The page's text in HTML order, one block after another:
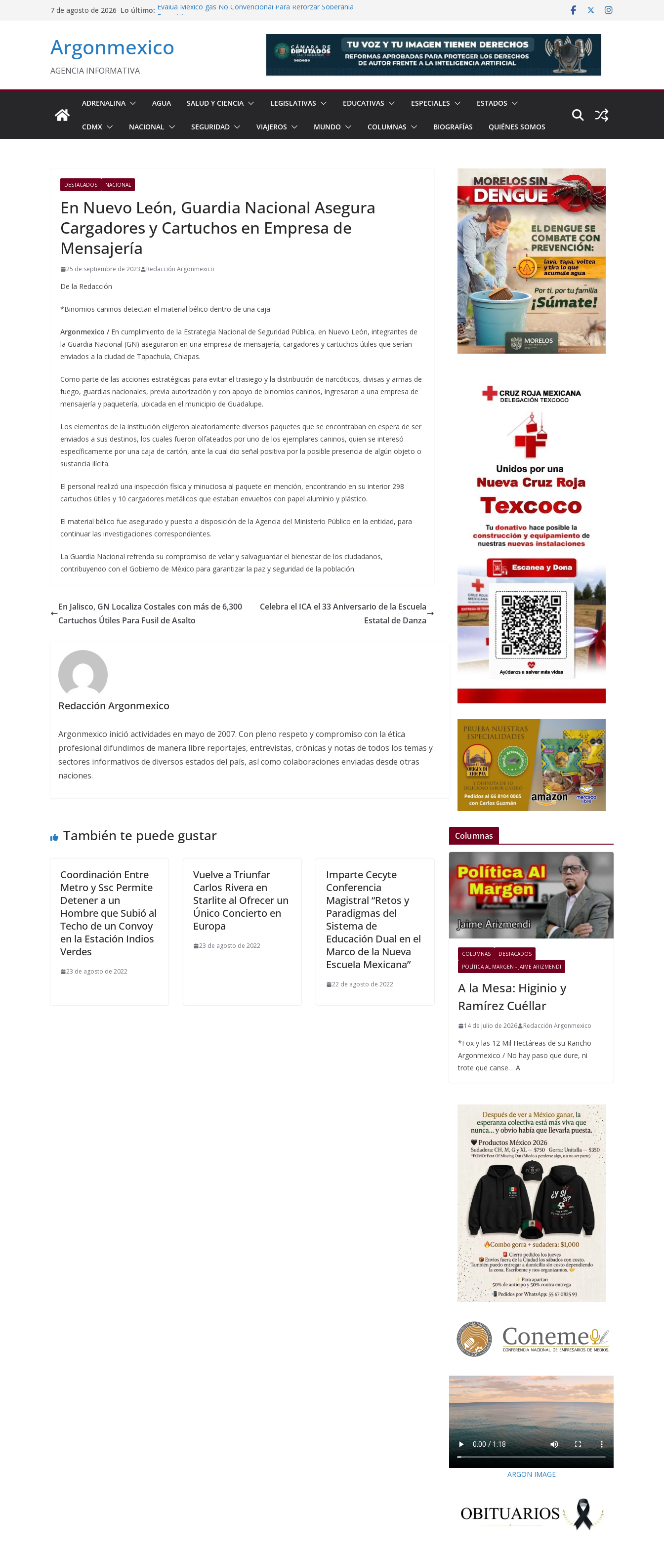
7 de agosto de 2026 Lo último: Evalúa México gas No Convencional Para Reforzar Soberanía
Texcoco Fortalece Prestaciones de Trabajadores del
Aseguran Casi 10 Millones de Cigarrillos Apócrifos en
Michoacán
Argonmexico
AGENCIA INFORMATIVA
ADRENALINA AGUA SALUD Y CIENCIA LEGISLATIVAS EDUCATIVAS ESPECIALES ESTADOS
CDMX NACIONAL SEGURIDAD VIAJEROS MUNDO COLUMNAS BIOGRAFÍAS QUIÉNES SOMOS
DESTACADOS NACIONAL
En Nuevo León, Guardia Nacional Asegura
Cargadores y Cartuchos en Empresa de
Mensajería
25 de septiembre de 2023 Redacción Argonmexico
De la Redacción
*Binomios caninos detectan el material bélico dentro de una caja
Argonmexico / En cumplimiento de la Estrategia Nacional de Seguridad Pública, en Nuevo León, integrantes de
la Guardia Nacional (GN) aseguraron en una empresa de mensajería, cargadores y cartuchos útiles que serían
enviados a la ciudad de Tapachula, Chiapas.
Como parte de las acciones estratégicas para evitar el trasiego y la distribución de narcóticos, divisas y armas de
fuego, guardias nacionales, previa autorización y con apoyo de binomios caninos, ingresaron a una empresa de
mensajería y paquetería, ubicada en el municipio de Guadalupe.
Los elementos de la institución eligieron aleatoriamente diversos paquetes que se encontraban en espera de ser
enviados a sus destinos, los cuales fueron olfateados por uno de los ejemplares caninos, quien se interesó
específicamente por una caja de cartón, ante la cual dio señal positiva por la posible presencia de algún objeto o
sustancia ilícita.
El personal realizó una inspección física y minuciosa al paquete en mención, encontrando en su interior 298
cartuchos útiles y 10 cargadores metálicos que estaban envueltos con papel aluminio y plástico.
El material bélico fue asegurado y puesto a disposición de la Agencia del Ministerio Público en la entidad, para
continuar las investigaciones correspondientes.
La Guardia Nacional refrenda su compromiso de velar y salvaguardar el bienestar de los ciudadanos,
contribuyendo con el Gobierno de México para garantizar la paz y seguridad de la población.
En Jalisco, GN Localiza Costales con más de 6,300
Cartuchos Útiles Para Fusil de Asalto
Celebra el ICA el 33 Aniversario de la Escuela
Estatal de Danza
Redacción Argonmexico
Argonmexico inició actividades en mayo de 2007. Con pleno respeto y compromiso con la ética
profesional difundimos de manera libre reportajes, entrevistas, crónicas y notas de todos los temas y
sectores informativos de diversos estados del país, así como colaboraciones enviadas desde otras
naciones.
También te puede gustar
Coordinación Entre
Metro y Ssc Permite
Detener a un
Hombre que Subió al
Techo de un Convoy
en la Estación Indios
Verdes
23 de agosto de 2022
Vuelve a Triunfar
Carlos Rivera en
Starlite al Ofrecer un
Único Concierto en
Europa
23 de agosto de 2022
Imparte Cecyte
Conferencia
Magistral “Retos y
Paradigmas del
Sistema de
Educación Dual en el
Marco de la Nueva
Escuela Mexicana”
22 de agosto de 2022
Columnas
COLUMNAS
DESTACADOS
POLÍTICA AL MARGEN - JAIME ARIZMENDI
A la Mesa: Higinio y
Ramírez Cuéllar
14 de julio de 2026 Redacción Argonmexico
*Fox y las 12 Mil Hectáreas de su Rancho
Argonmexico / No hay paso que dure, ni
trote que canse… A
ARGON IMAGE